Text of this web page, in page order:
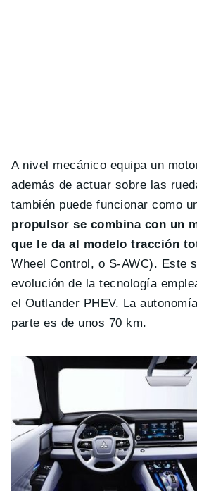
A nivel mecánico equipa un
además de actuar sobre las
también puede funcionar como
propulsor se combina con un
que le da al modelo tracción
Wheel Control, o S-AWC). Este
evolución de la tecnología
el Outlander PHEV. La
parte es de unos 70 km.